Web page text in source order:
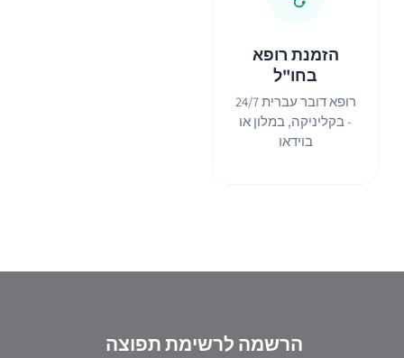
הזמנת רופא
בחו"ל
רופא דובר עברית 24/7
- בקליניקה, במלון או
בוידאו
הרשמה לרשימת תפוצה